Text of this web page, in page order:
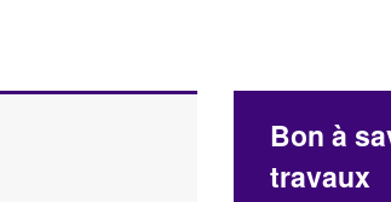
Bon à
travaux